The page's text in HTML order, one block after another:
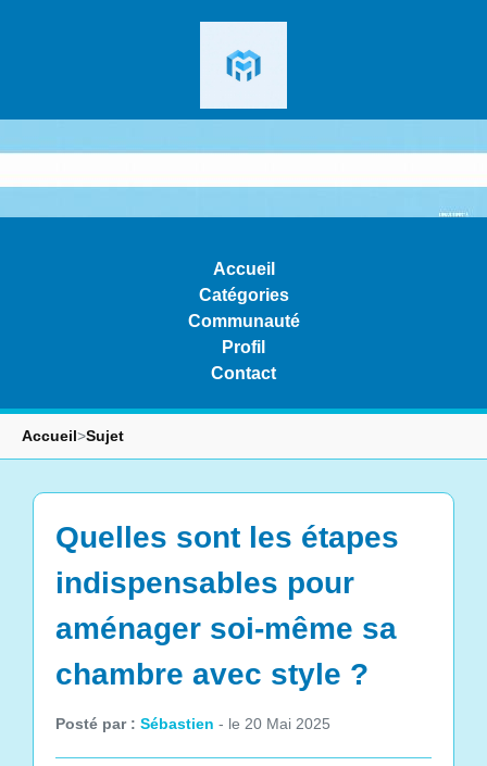
Accueil
Catégories
Communauté
Profil
Contact
Accueil>Sujet
Quelles sont les étapes
indispensables pour
aménager soi-même sa
chambre avec style ?
Posté par : Sébastien - le 20 Mai 2025